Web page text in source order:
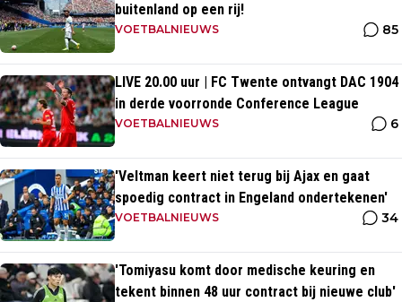
buitenland op een rij!
VOETBALNIEUWS 85
LIVE 20.00 uur | FC Twente ontvangt DAC 1904
in derde voorronde Conference League
VOETBALNIEUWS 6
'Veltman keert niet terug bij Ajax en gaat
spoedig contract in Engeland ondertekenen'
VOETBALNIEUWS 34
'Tomiyasu komt door medische keuring en
tekent binnen 48 uur contract bij nieuwe club'